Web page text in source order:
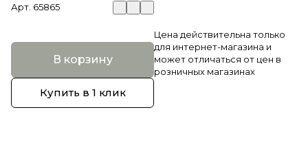
Арт. 65865
В корзину
Купить в 1 клик
Цена действительна только
для интернет-магазина и
может отличаться от цен в
розничных магазинах